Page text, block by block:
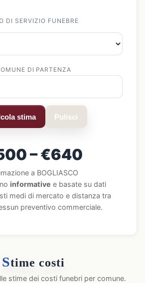
DI SERVIZIO FUNEBRE
DI PARTENZA
stima Pulisci
– €640
a BOGLIASCO
informative e basate su dati
medi di mercato e distanza tra
preventivo commerciale.
Stime costi
stime dei costi funebri per comune.